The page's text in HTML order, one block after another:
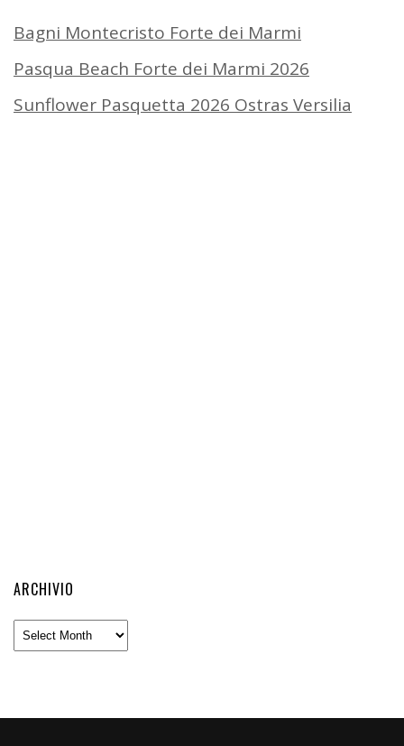
Bagni Montecristo Forte dei Marmi
Pasqua Beach Forte dei Marmi 2026
Sunflower Pasquetta 2026 Ostras Versilia
ARCHIVIO
Archivio